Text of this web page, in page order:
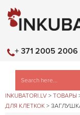
+ 371 2005 2006
INKUBATORI.LV > ТОВАРЫ
ДЛЯ КЛЕТКОК >